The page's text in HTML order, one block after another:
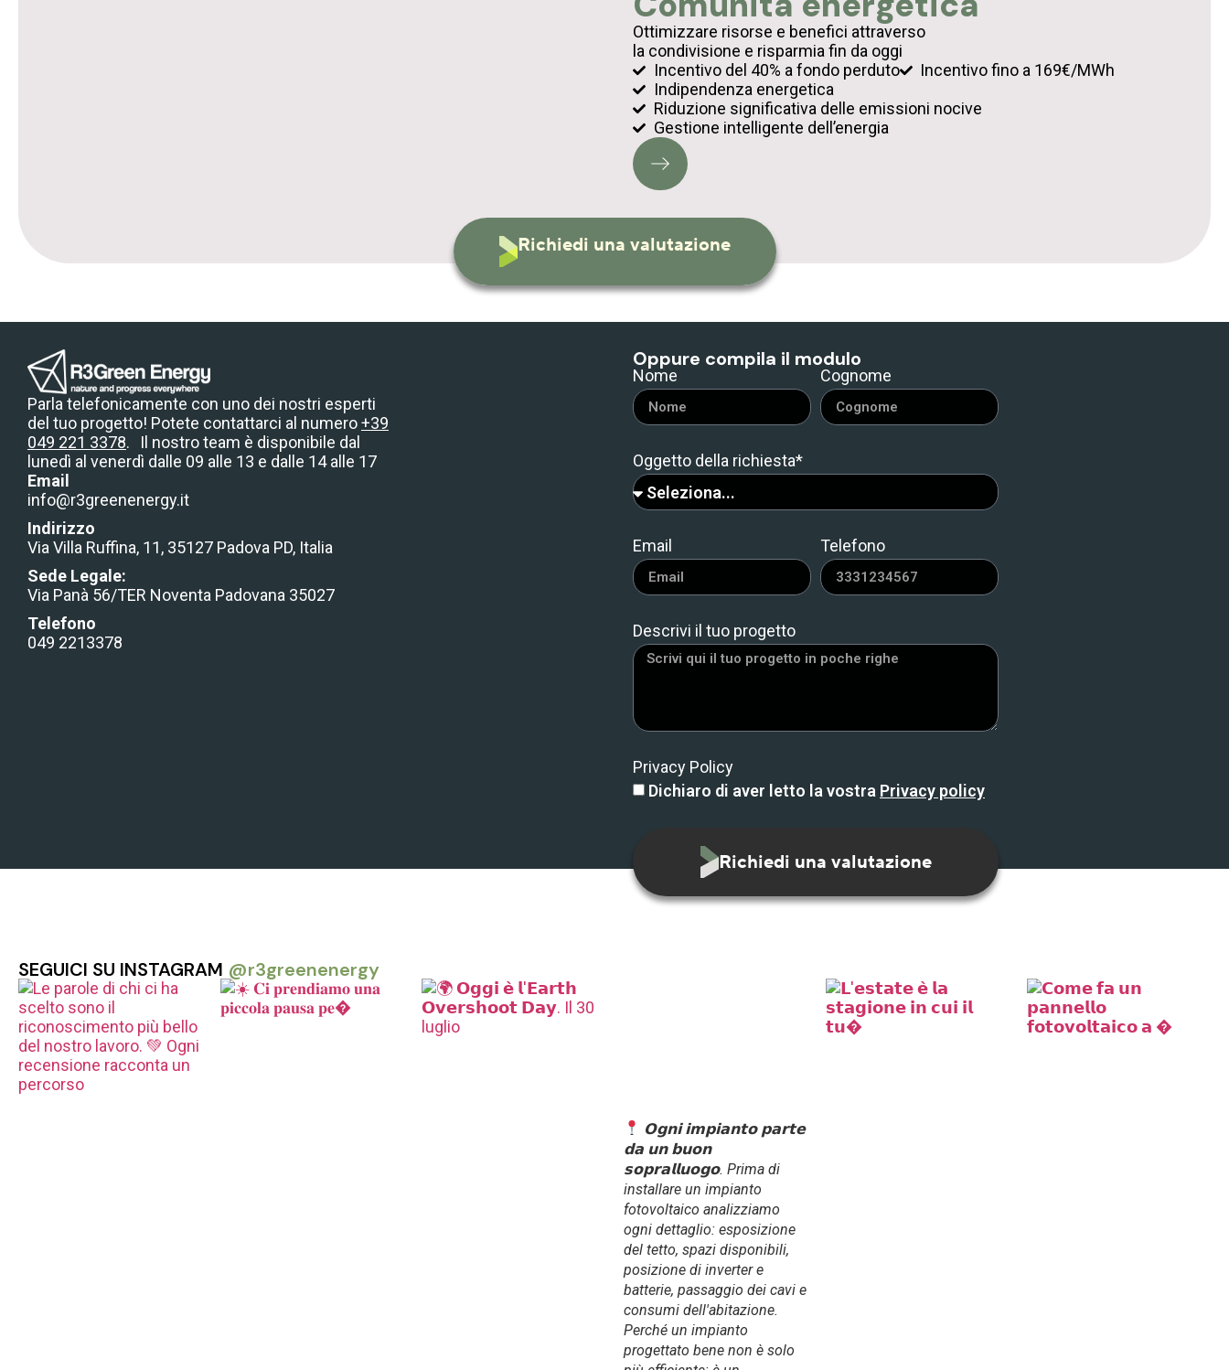
Ottimizzare risorse e benefici attraverso
la condivisione e risparmia fin da oggi
Incentivo del 40% a fondo perduto
Incentivo fino a 169€/MWh
Indipendenza energetica
Riduzione significativa delle emissioni nocive
Gestione intelligente dell’energia
Richiedi una valutazione
Parla telefonicamente con uno dei nostri esperti
del tuo progetto! Potete contattarci al numero+39
049 221 3378. Il nostro team è disponibile dal
lunedì al venerdì dalle 09 alle 13 e dalle 14 alle 17
Email
info@r3greenenergy.it
Indirizzo
Via Villa Ruffina, 11, 35127 Padova PD, Italia
Sede Legale:
Via Panà 56/TER Noventa Padovana 35027
Telefono
049 2213378
Oppure compila il modulo
Nome Cognome
Oggetto della richiesta*
Email Telefono
Descrivi il tuo progetto
Privacy Policy
Dichiaro di aver letto la vostra Privacy policy
Richiedi una valutazione
SEGUICI SU INSTAGRAM @r3greenenergy
𝗢𝗴𝗻𝗶 𝗶𝗺𝗽𝗶𝗮𝗻𝘁𝗼 𝗽𝗮𝗿𝘁𝗲
𝗱𝗮 𝘂𝗻 𝗯𝘂𝗼𝗻
𝘀𝗼𝗽𝗿𝗮𝗹𝗹𝘂𝗼𝗴𝗼. Prima di
installare un impianto
fotovoltaico analizziamo
ogni dettaglio: esposizione
del tetto, spazi disponibili,
posizione di inverter e
batterie, passaggio dei cavi e
consumi dell'abitazione.
Perché un impianto
progettato bene non è solo